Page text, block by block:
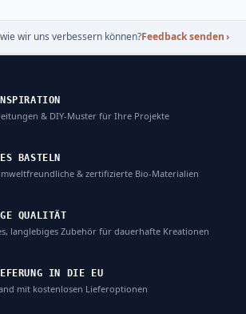
wir uns verbessern können?Feedback senden›
& DIY-Muster für Ihre Projekte
BASTELN
& zertifizierte Bio-Materialien
QUALITÄT
langlebiges Zubehör für dauerhafte Kreationen
IN DIE EU
mit kostenlosen Lieferoptionen